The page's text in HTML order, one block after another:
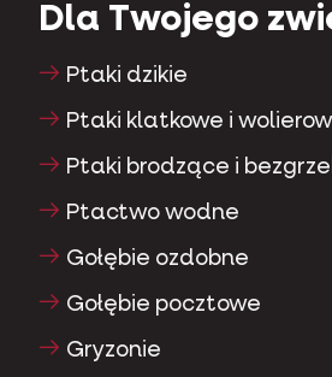
Dla Twojego
Ptaki dzikie
Ptaki klatkowe i
Ptaki brodzące i
Ptactwo wodne
Gołębie ozdobne
Gołębie pocztowe
Gryzonie